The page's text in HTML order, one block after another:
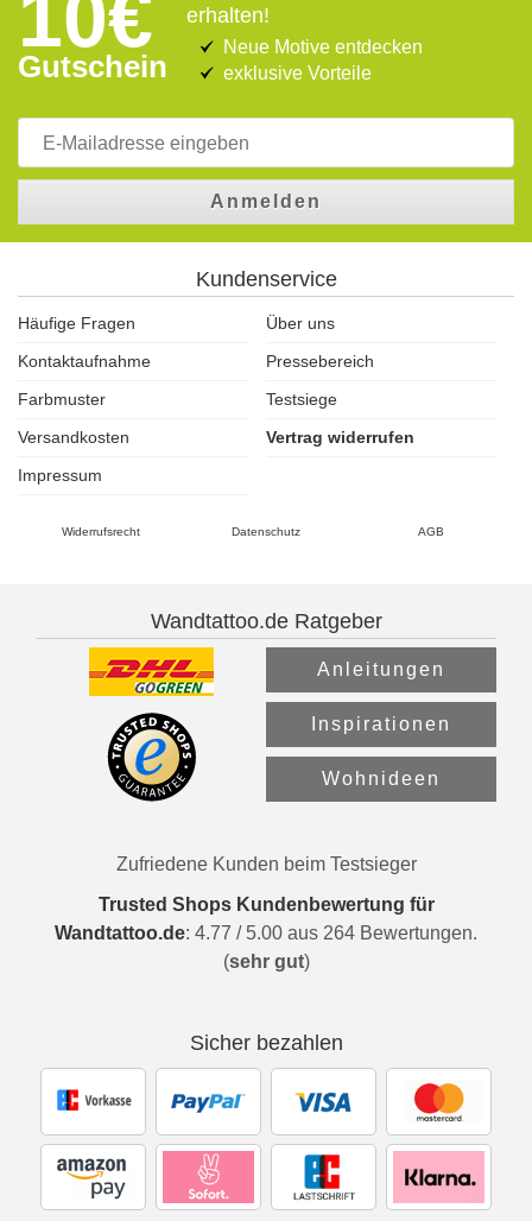
Gutschein
erhalten!
Neue Motive entdecken
exklusive Vorteile
Anmelden
Kundenservice
Häufige Fragen
Über uns
Kontaktaufnahme
Pressebereich
Farbmuster
Testsiege
Versandkosten
Vertrag widerrufen
Impressum
Widerrufsrecht Datenschutz AGB
Wandtattoo.de Ratgeber
Anleitungen
Inspirationen
Wohnideen
Zufriedene Kunden beim Testsieger
Trusted Shops Kundenbewertung für
Wandtattoo.de: 4.77 / 5.00 aus 264 Bewertungen.
(sehr gut)
Sicher bezahlen